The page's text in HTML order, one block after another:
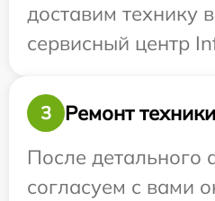
доставим технику
сервисный центр
3
Ремонт техники
После детального
согласуем с вами